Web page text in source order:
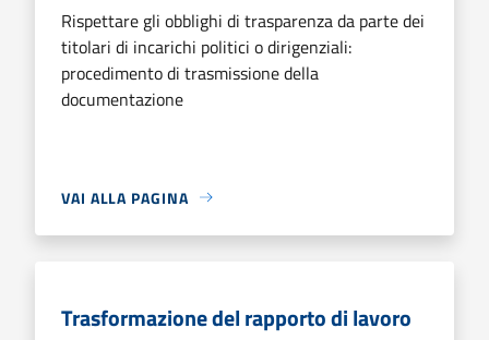
Rispettare gli obblighi di trasparenza da parte dei
titolari di incarichi politici o dirigenziali:
procedimento di trasmissione della
documentazione
VAI ALLA PAGINA
Trasformazione del rapporto di lavoro